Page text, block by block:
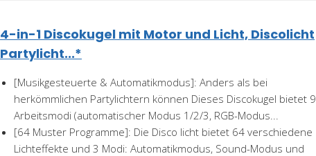
4-in-1 Discokugel mit Motor und Licht, Discolicht
Partylicht...*
[Musikgesteuerte & Automatikmodus]: Anders als bei
herkömmlichen Partylichtern können Dieses Discokugel bietet 9
Arbeitsmodi (automatischer Modus 1/2/3, RGB-Modus...
[64 Muster Programme]: Die Disco licht bietet 64 verschiedene
Lichteffekte und 3 Modi: Automatikmodus, Sound-Modus und